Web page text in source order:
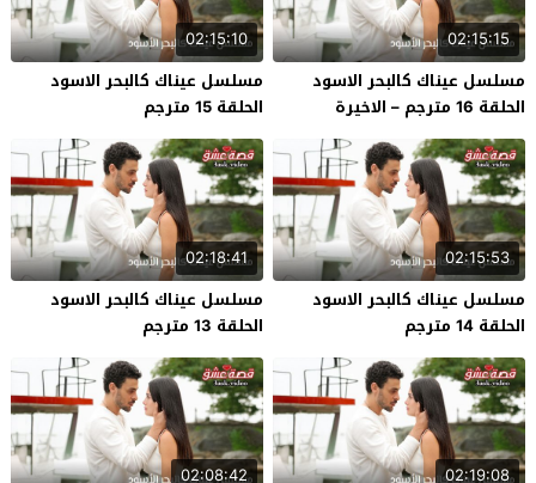
02:15:15
مسلسل عيناك كالبحر الاسود
الحلقة 16 مترجم – الاخيرة
02:15:10
مسلسل عيناك كالبحر الاسود
الحلقة 15 مترجم
02:15:53
مسلسل عيناك كالبحر الاسود
الحلقة 14 مترجم
02:18:41
مسلسل عيناك كالبحر الاسود
الحلقة 13 مترجم
02:19:08
02:08:42